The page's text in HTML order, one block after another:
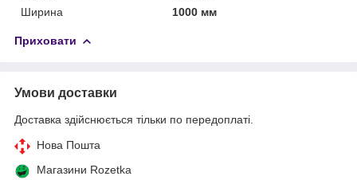
Ширина
1000 мм
Приховати
Умови доставки
Доставка здійснюється тільки по передоплаті.
Нова Пошта
Магазини Rozetka